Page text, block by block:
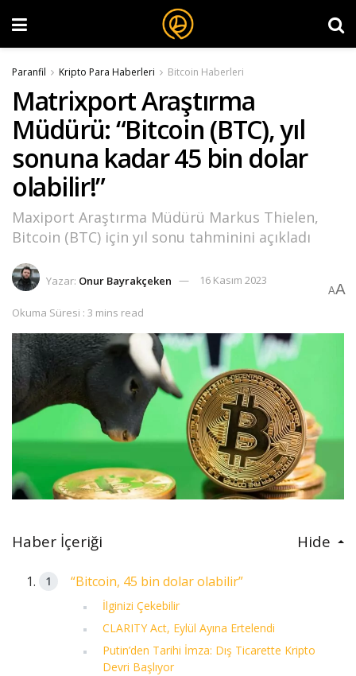
Paranfil Kripto Para Haberleri Bitcoin Haberleri
Matrixport Araştırma
Müdürü: “Bitcoin (BTC), yıl
sonuna kadar 45 bin dolar
olabilir!”
Maxiport Araştırma Müdürü Markus Thielen,
Bitcoin (BTC) için yıl sonu tahminini açıkladı
Yazar: Onur Bayrakçeken 16 Kasım 2023
Okuma Süresi : 3 mins read
AA
Haber İçeriği Hide
“Bitcoin, 45 bin dolar olabilir”
İlginizi Çekebilir
CLARITY Act, Eylül Ayına Ertelendi
Putin’den Tarihi İmza: Dış Ticarette Kripto
Devri Başlıyor